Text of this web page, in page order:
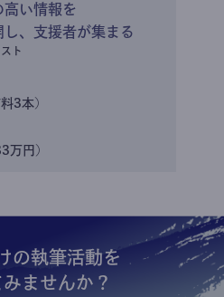
高い情報を
し、支援者が集まる
ト
3本)
万円)
の執筆活動を
ませんか？